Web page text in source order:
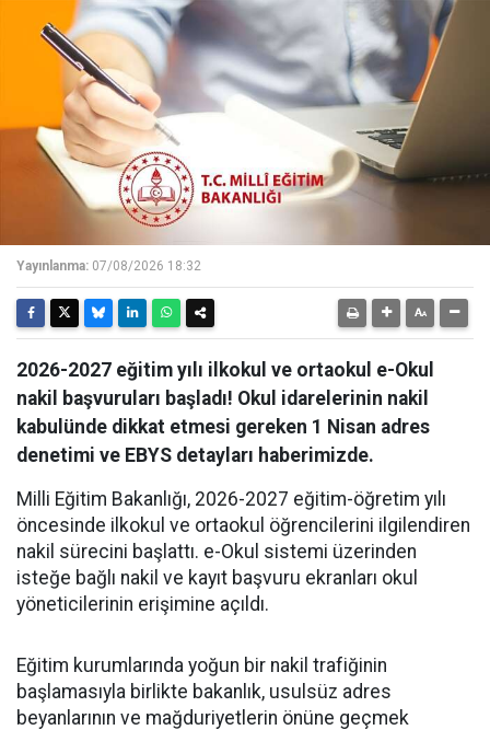
Yayınlanma: 07/08/2026 18:32
2026-2027 eğitim yılı ilkokul ve ortaokul e-Okul
nakil başvuruları başladı! Okul idarelerinin nakil
kabulünde dikkat etmesi gereken 1 Nisan adres
denetimi ve EBYS detayları haberimizde.
Milli Eğitim Bakanlığı, 2026-2027 eğitim-öğretim yılı
öncesinde ilkokul ve ortaokul öğrencilerini ilgilendiren
nakil sürecini başlattı. e-Okul sistemi üzerinden
isteğe bağlı nakil ve kayıt başvuru ekranları okul
yöneticilerinin erişimine açıldı.
Eğitim kurumlarında yoğun bir nakil trafiğinin
başlamasıyla birlikte bakanlık, usulsüz adres
beyanlarının ve mağduriyetlerin önüne geçmek